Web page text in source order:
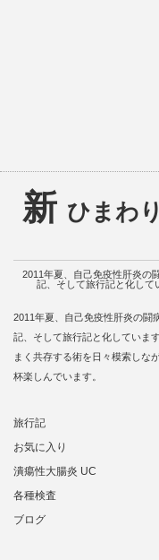
新 ひまわ
2011年夏、自己免疫性肝炎の
記、そして旅行記と化して
2011年夏、自己免疫性肝炎の闘
記、そして旅行記と化していま
まく共存する術を日々模索しな
杯楽しんでいます。
旅行記
お気に入り
潰瘍性大腸炎 UC
各種検査
ブログ